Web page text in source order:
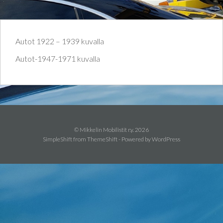
Autot 1922 – 1939 kuvalla
Autot-1947-1971 kuvalla
© Mikkelin Mobilistit r.y. 2026
SimpleShift from ThemeShift- Powered byWordPress